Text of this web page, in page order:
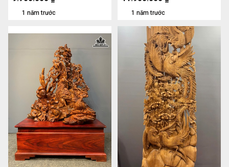
1 năm trước 1 năm trước